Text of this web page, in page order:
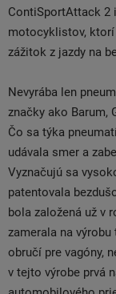
ContiSportAttack 2
motocyklistov,
zážitok z jazdy na
Nevyrába len
značky ako Barum,
Čo sa týka
udávala smer a
Vyznačujú sa
patentovala
bola založená už v
zamerala na
obručí pre vagóny,
v tejto výrobe prvá